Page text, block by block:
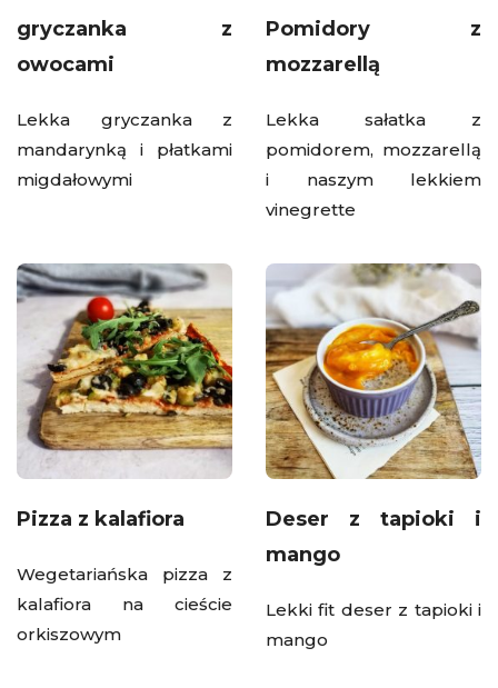
gryczanka z
owocami
Lekka gryczanka z
mandarynką i płatkami
migdałowymi
Pomidory z
mozzarellą
Lekka sałatka z
pomidorem, mozzarellą
i naszym lekkiem
vinegrette
Pizza z kalafiora
Wegetariańska pizza z
kalafiora na cieście
orkiszowym
Deser z tapioki i
mango
Lekki fit deser z tapioki i
mango